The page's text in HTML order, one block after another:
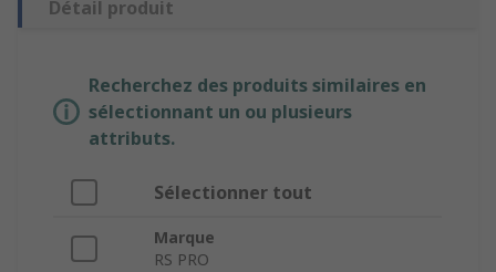
Détail produit
Recherchez des produits similaires en
sélectionnant un ou plusieurs
attributs.
Sélectionner tout
Marque
RS PRO